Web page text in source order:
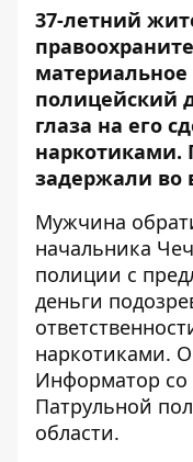
37-летний
полицейский
глаза на его
наркотиками.
задержали во
Мужчина
начальника
полиции с
деньги
наркотиками.
Информатор
Патрульной
области.